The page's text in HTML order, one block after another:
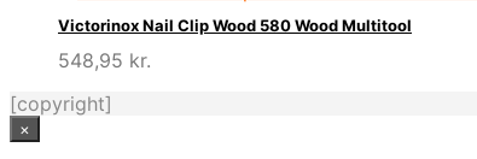
Victorinox Nail Clip Wood 580 Wood Multitool
548,95 kr.
[copyright]
×